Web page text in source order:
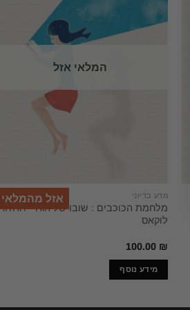
המלאי אזל
אזל מהמלאי מדע בדיוני
מלחמת הכוכבים : שובו של הג'די / ג'ורג'
לוקאס
100.00 ₪
מידע נוסף